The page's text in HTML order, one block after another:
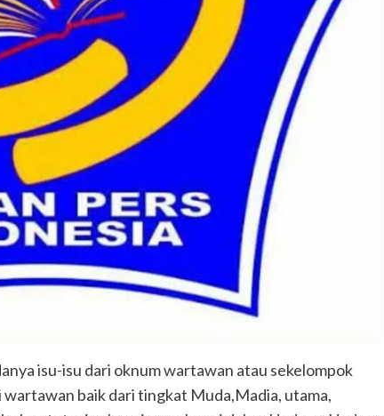
isu-isu dari oknum wartawan atau sekelompok
baik dari tingkat Muda,Madia, utama,